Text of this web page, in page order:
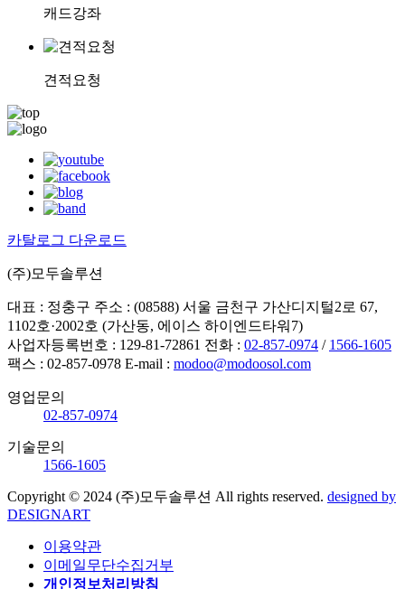
캐드강좌
견적요청
카탈로그 다운로드
(주)모두솔루션
대표 : 정충구 주소 : (08588) 서울 금천구 가산디지털2로 67,
1102호·2002호 (가산동, 에이스 하이엔드타워7)
사업자등록번호 : 129-81-72861 전화 : 02-857-0974 / 1566-1605
팩스 : 02-857-0978 E-mail : modoo@modoosol.com
영업문의
02-857-0974
기술문의
1566-1605
Copyright © 2024 (주)모두솔루션 All rights reserved. designed by
DESIGNART
이용약관
이메일무단수집거부
개인정보처리방침